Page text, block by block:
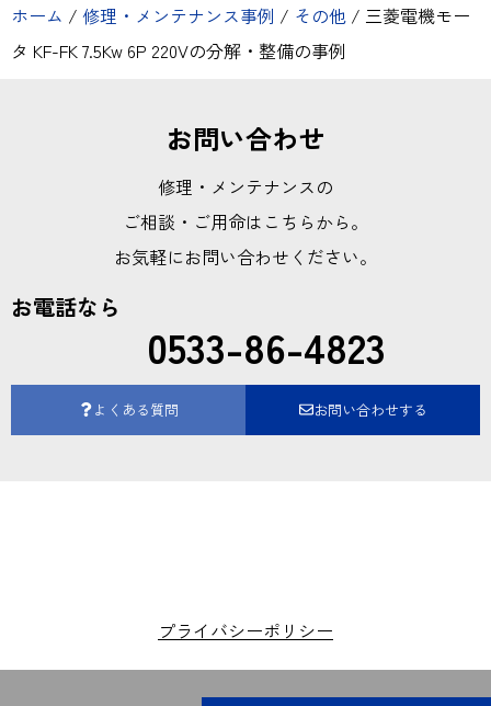
ホーム / 修理・メンテナンス事例 / その他 / 三菱電機モー
タ KF-FK 7.5Kw 6P 220Vの分解・整備の事例
お問い合わせ
修理・メンテナンスの
ご相談・ご用命はこちらから。
お気軽にお問い合わせください。
お電話なら
0533-86-4823
よくある質問 お問い合わせする
プライバシーポリシー